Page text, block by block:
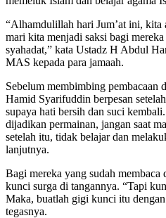
“Alhamdulillah hari Jum’at ini, kita
mari kita menjadi saksi bagi
syahadat,” kata Ustadz H Abdul
MAS kepada para jamaah.
Sebelum membimbing pembacaan
Hamid Syarifuddin berpesan
supaya hati bersih dan suci
dijadikan permainan, jangan saat
setelah itu, tidak belajar dan
lanjutnya.
Bagi mereka yang sudah membaca
kunci surga di tangannya. “Tapi
Maka, buatlah gigi kunci itu
tegasnya.